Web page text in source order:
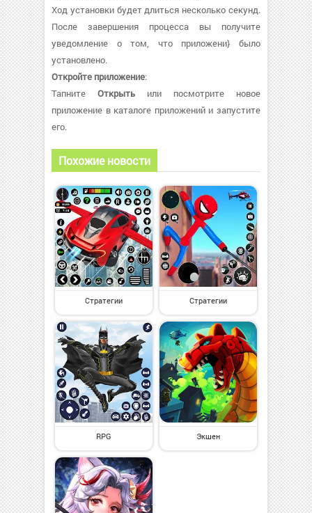
Ход установки будет длиться несколько секунд.
После завершения процесса вы получите
уведомление о том, что приложени} было
установлено.
Откройте приложение:
Тапните Открыть или посмотрите новое
приложение в каталоге приложений и запустите
его.
Похожие новости
Стратегии Стратегии
RPG Экшен